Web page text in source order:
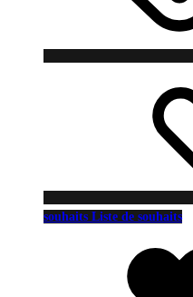
souhaits Liste de souhaits